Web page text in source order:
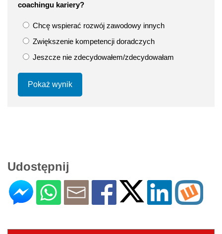
coachingu kariery?​
Chcę wspierać rozwój zawodowy innych
Zwiększenie kompetencji doradczych
Jeszcze nie zdecydowałem/zdecydowałam
Pokaż wynik
Udostępnij